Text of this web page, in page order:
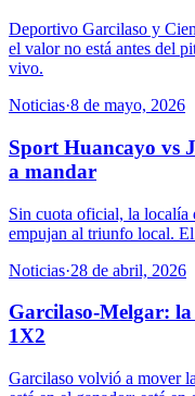
Deportivo Garcilaso y
el valor no está antes del
vivo.
Noticias·8 de mayo, 2026
Sport Huancayo vs
a mandar
Sin cuota oficial, la localía
empujan al triunfo local.
Noticias·28 de abril, 2026
Garcilaso-Melgar:
1X2
Garcilaso volvió a mover